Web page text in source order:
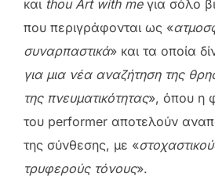
και thou Art with me για σόλο
που περιγράφονται ως «
συναρπαστικά» και τα οποία
για μια νέα αναζήτηση της
της πνευματικότητας», όπου η
του performer αποτελούν
της σύνθεσης, με «
τρυφερούς τόνους».